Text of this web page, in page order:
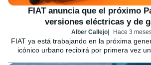
FIAT anuncia que el próximo
versiones eléctricas y de
Alber Callejo Hace 3
FIAT ya está trabajando en la próxima
icónico urbano recibirá por primera vez